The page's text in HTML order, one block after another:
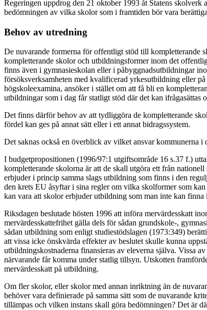
Regeringen uppdrog den 21 oktober 1993 åt Statens
bedömningen av vilka skolor som i framtiden bör vara
Behov av utredning
De nuvarande formerna för offentligt stöd till kompletterande
kompletterande skolor och utbildningsformer inom det
finns även i gymnasieskolan eller i påbyggnadsutbildningar
försöksverksamheten med kvalificerad yrkesutbildning eller
högskoleexamina, ansöker i stället om att få bli en
utbildningar som i dag får statligt stöd där det kan ifrågasättas
Det finns därför behov av att tydliggöra de kompletterande
fördel kan ges på annat sätt eller i ett annat bidragssystem.
Det saknas också en överblick av vilket ansvar kommunerna i
I budgetpropositionen (1996/97:1 utgiftsområde 16 s.37 f.)
kompletterande skolorna är att de skall utgöra ett från
erbjuder i princip samma slags utbildning som finns i den
den krets EU åsyftar i sina regler om vilka skolformer som
kan vara att skolor erbjuder utbildning som man inte kan
Riksdagen beslutade hösten 1996 att införa mervärdesskatt
mervärdesskattefrihet gälla dels för sådan grundskole-,
sådan utbildning som enligt studiestödslagen (1973:349)
att vissa icke önskvärda effekter av beslutet skulle kunna
utbildningskostnaderna finansieras av eleverna själva. Vissa
närvarande får komma under statlig tillsyn. Utskotten
mervärdesskatt på utbildning.
Om fler skolor, eller skolor med annan inriktning än de
behöver vara definierade på samma sätt som de nuvarande
tillämpas och vilken instans skall göra bedömningen? Det är